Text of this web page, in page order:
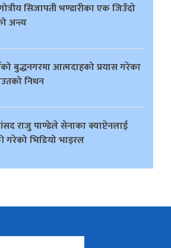
सिजापती भण्डारीका एक जिउँदो
अन्त्य
बुद्धनगरमा आत्मदाहको प्रयास गरेका
निधन
राजु पाण्डेले सेनाका क्याप्टेनलाई
गरेको भिडियो भाइरल